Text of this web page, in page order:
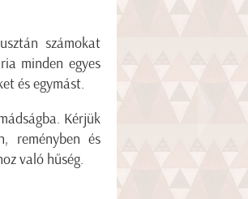
számokat
minden egyes
és egymást.
Kérjük
reményben és
való hűség.